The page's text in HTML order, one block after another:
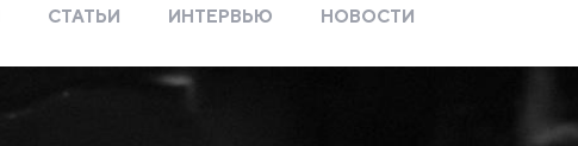
СТАТЬИ ИНТЕРВЬЮ НОВОСТИ